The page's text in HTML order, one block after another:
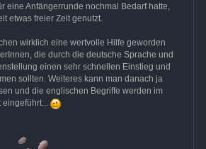
eine Anfängerrunde nochmal Bedarf hatte,
etwas freier Zeit genutzt.
wirklich eine wertvolle Hilfe geworden
die durch die deutsche Sprache und
einen sehr schnellen Einstieg und
sollten. Weiteres kann man danach ja
und die englischen Begriffe werden im